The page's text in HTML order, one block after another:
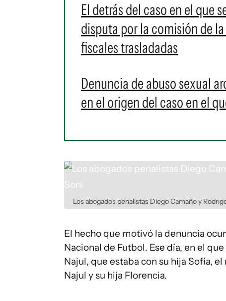
El detrás del caso en el que
disputa por la comisión de
fiscales trasladadas
Denuncia de abuso sexual
en el origen del caso en el
Los abogados penalistas Diego Camaño y
El hecho que motivó la denuncia
Nacional de Futbol. Ese día, en el
Najul, que estaba con su hija Sofía,
Najul y su hija Florencia.